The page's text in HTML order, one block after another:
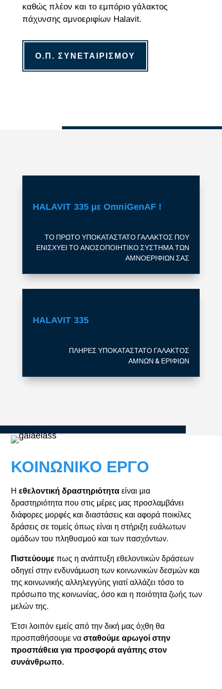
καθώς πλέον και το εμπόριο γάλακτος
πάχυνσης αμνοεριφίων Halavit.
Ο.Π. ΣΥΝΕΤΑΙΡΙΣΜΟΥ
HALAVIT 335 με OmniGenAF !
ΤΟ ΠΡΩΤΟ ΥΠΟΚΑΤΑΣΤΑΤΟ ΓΑΛΑΚΤΟΣ ΠΟΥ
ΕΝΙΣΧΥΕΙ ΤΟ ΑΝΟΣΟΠΟΙΗΤΙΚΟ ΣΥΣΤΗΜΑ ΤΩΝ
ΑΜΝΟΕΡΙΦΙΩΝ ΣΑΣ
HALAVIT 335
ΠΛΗΡΕΣ ΥΠΟΚΑΤΑΣΤΑΤΟ ΓΑΛΑΚΤΟΣ
ΑΜΝΩΝ & ΕΡΙΦΙΩΝ
ΚΟΙΝΩΝΙΚΟ ΕΡΓΟ
Ηεθελοντική δραστηριότητα είναι μια
δραστηριότητα που στις μέρες μας προσλαμβάνει
διάφορες μορφές και διαστάσεις και αφορά ποικίλες
δράσεις σε τομείς όπως είναι η στήριξη ευάλωτων
ομάδων του πληθυσμού και των πασχόντων.
Πιστεύουμε πως η ανάπτυξη εθελοντικών δράσεων
οδηγεί στην ενδυνάμωση των κοινωνικών δεσμών και
της κοινωνικής αλληλεγγύης γιατί αλλάζει τόσο το
πρόσωπο της κοινωνίας, όσο και η ποιότητα ζωής των
μελών της.
Έτσι λοιπόν εμείς από την δική μας όχθη θα
προσπαθήσουμε να σταθούμε αρωγοί στην
προσπάθεια για προσφορά αγάπης στον
συνάνθρωπο.